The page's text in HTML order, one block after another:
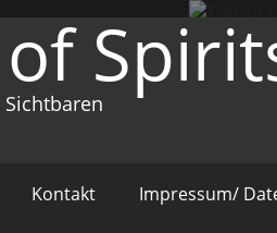
Sichtbaren
Kontakt Impressum/